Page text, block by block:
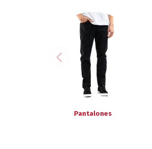
Pantalones